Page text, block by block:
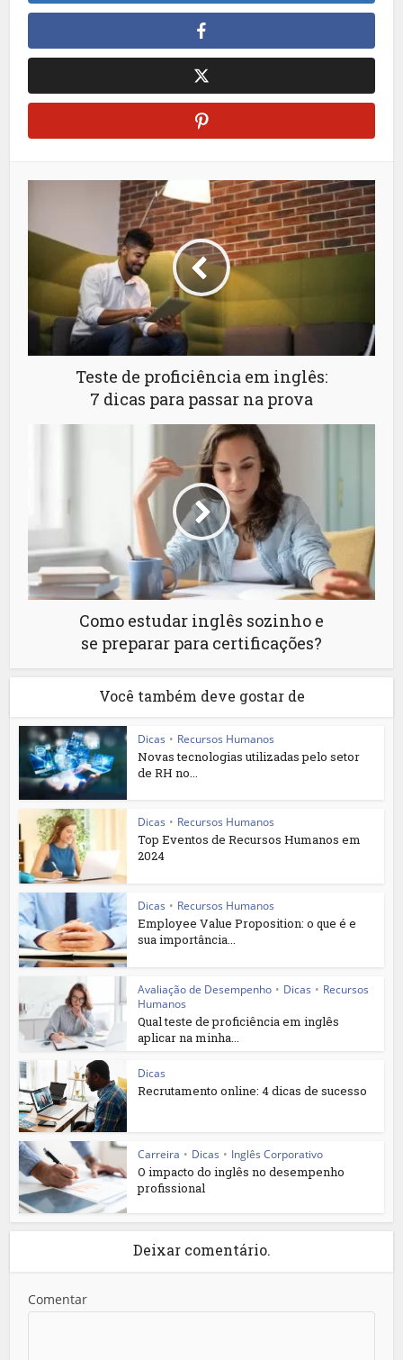
Teste de proficiência em inglês:
7 dicas para passar na prova
Como estudar inglês sozinho e
se preparar para certificações?
Você também deve gostar de
Dicas • Recursos Humanos
Novas tecnologias utilizadas pelo setor
de RH no...
Dicas • Recursos Humanos
Top Eventos de Recursos Humanos em
2024
Dicas • Recursos Humanos
Employee Value Proposition: o que é e
sua importância...
Avaliação de Desempenho • Dicas • Recursos
Humanos
Qual teste de proficiência em inglês
aplicar na minha...
Dicas
Recrutamento online: 4 dicas de sucesso
Carreira • Dicas • Inglês Corporativo
O impacto do inglês no desempenho
profissional
Deixar comentário.
Comentar